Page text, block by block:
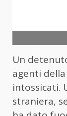
Un
agenti
intossicati.
straniera,